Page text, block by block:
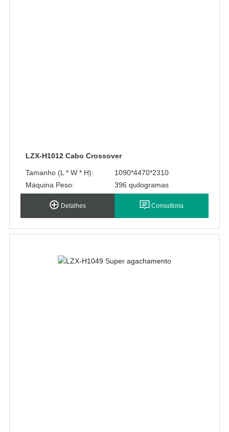
LZX-H1012 Cabo Crossover
Tamanho (L * W * H):
1090*4470*2310
Máquina Peso:
396 quilogramas
Detalhes Consultoria